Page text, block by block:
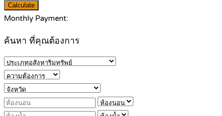
Calculate
Monthly Payment:
ค้นหา ที่คุณต้องการ